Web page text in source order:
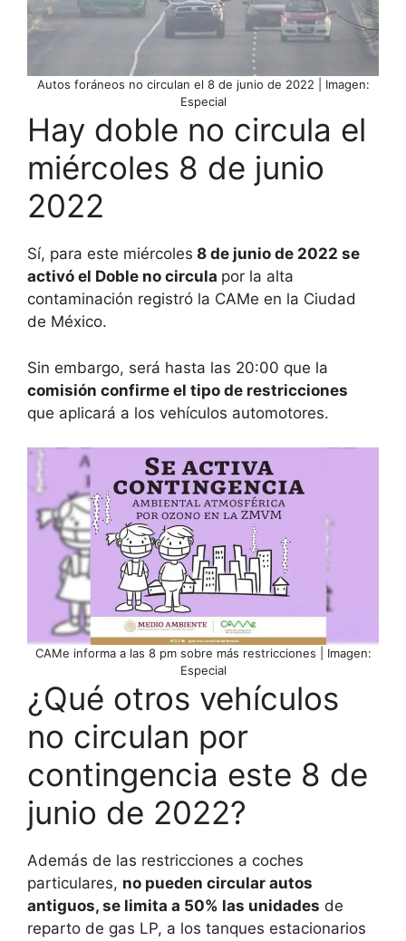
Autos foráneos no circulan el 8 de junio de 2022 | Imagen:
Especial
Hay doble no circula el
miércoles 8 de junio
2022
Sí, para este miércoles 8 de junio de 2022 se
activó el Doble no circula por la alta
contaminación registró la CAMe en la Ciudad
de México.
Sin embargo, será hasta las 20:00 que la
comisión confirme el tipo de restricciones
que aplicará a los vehículos automotores.
CAMe informa a las 8 pm sobre más restricciones | Imagen:
Especial
¿Qué otros vehículos
no circulan por
contingencia este 8 de
junio de 2022?
Además de las restricciones a coches
particulares, no pueden circular autos
antiguos, se limita a 50% las unidades de
reparto de gas LP, a los tanques estacionarios